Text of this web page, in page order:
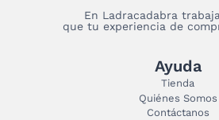
En Ladracadabra
que tu experiencia de
Ayuda
Tienda
Quiénes Somos
Contáctanos